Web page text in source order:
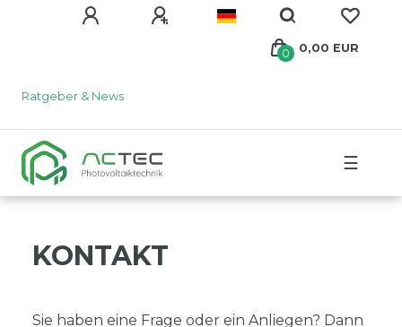
Ratgeber & News
0 0,00 EUR
☰
KONTAKT
Sie haben eine Frage oder ein Anliegen? Dann